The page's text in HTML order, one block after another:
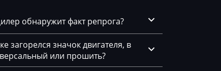
обнаружит факт репрога?
загорелся значок двигателя, в
или прошить?